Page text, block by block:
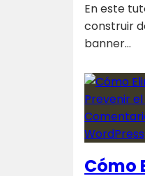
En este
construir
banner…
Cómo